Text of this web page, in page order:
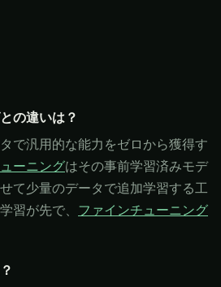
の違いは？
で汎用的な能力をゼロから獲得す
ーニングはその事前学習済みモデ
て少量のデータで追加学習する工
習が先で、 ファインチューニング